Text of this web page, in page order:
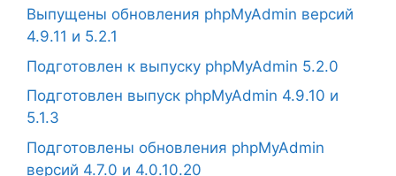
Выпущены обновления phpMyAdmin версий
4.9.11 и 5.2.1
Подготовлен к выпуску phpMyAdmin 5.2.0
Подготовлен выпуск phpMyAdmin 4.9.10 и
5.1.3
Подготовлены обновления phpMyAdmin
версий 4.7.0 и 4.0.10.20